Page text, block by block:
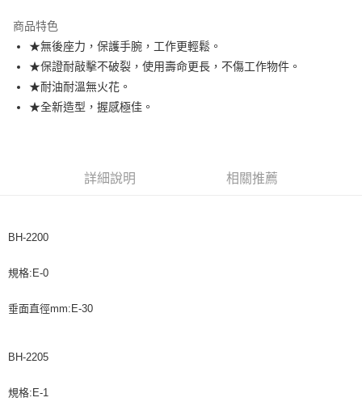
運送方式
全家取貨付款
每筆NT$60，滿NT$599(含以上)免運費
付款後7-11取貨
每筆NT$120，滿NT$1,599(含以上)免運費
商品特色
★無後座力，保護手腕，工作更輕鬆。
★保證耐敲擊不破裂，使用壽命更長，不傷工作物件。
★耐油耐溫無火花。
★全新造型，握感極佳。
詳細說明 相關推薦
BH-2200
規格:E-0
垂面直徑mm:E-30
BH-2205
規格:E-1